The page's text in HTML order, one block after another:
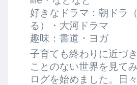
好きなドラマ：朝ドラ
る）・大河ドラマ
趣味：書道・ヨガ
子育ても終わりに近づ
ことのない世界を見て
ログを始めました。日